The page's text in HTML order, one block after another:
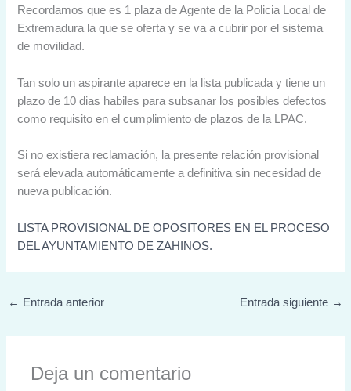
Recordamos que es 1 plaza de Agente de la Policia Local de
Extremadura la que se oferta y se va a cubrir por el sistema
de movilidad.
Tan solo un aspirante aparece en la lista publicada y tiene un
plazo de 10 dias habiles para subsanar los posibles defectos
como requisito en el cumplimiento de plazos de la LPAC.
Si no existiera reclamación, la presente relación provisional
será elevada automáticamente a definitiva sin necesidad de
nueva publicación.
LISTA PROVISIONAL DE OPOSITORES EN EL PROCESO
DEL AYUNTAMIENTO DE ZAHINOS.
← Entrada anterior Entrada siguiente →
Deja un comentario